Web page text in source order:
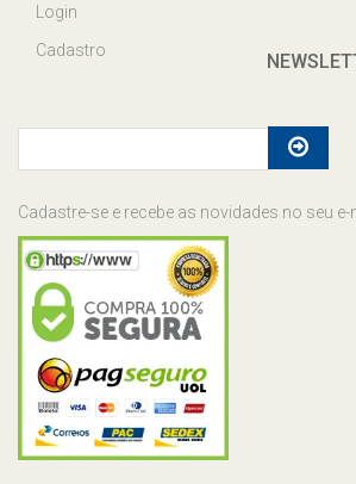
Login
Cadastro
Cadastre-se e recebe as novidades no seu e-